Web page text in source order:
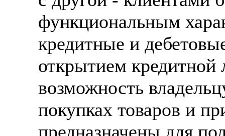
функциональным
кредитные и
открытием кредитной
возможность
покупках товаров и
предназначены для